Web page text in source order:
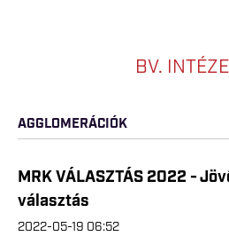
BV.
AGGLOMERÁCIÓK
MRK VÁLASZTÁS 2022 -
választás
2022-05-19 06:52